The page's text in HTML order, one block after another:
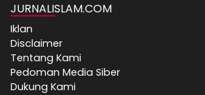
JURNALISLAM.COM
Iklan
Disclaimer
Tentang Kami
Pedoman Media Siber
Dukung Kami